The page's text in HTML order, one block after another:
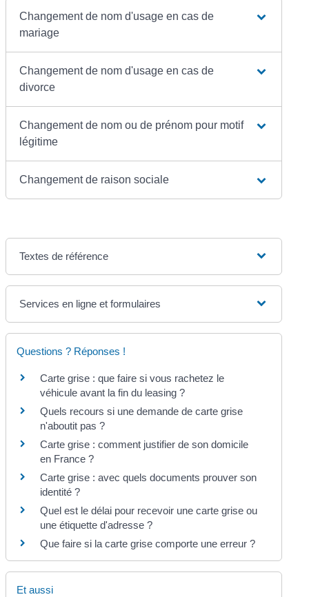
Changement de nom d'usage en cas de
mariage
Changement de nom d'usage en cas de
divorce
Changement de nom ou de prénom pour motif
légitime
Changement de raison sociale
Textes de référence
Services en ligne et formulaires
Questions ? Réponses !
Carte grise : que faire si vous rachetez le
véhicule avant la fin du leasing ?
Quels recours si une demande de carte grise
n'aboutit pas ?
Carte grise : comment justifier de son domicile
en France ?
Carte grise : avec quels documents prouver son
identité ?
Quel est le délai pour recevoir une carte grise ou
une étiquette d'adresse ?
Que faire si la carte grise comporte une erreur ?
Et aussi